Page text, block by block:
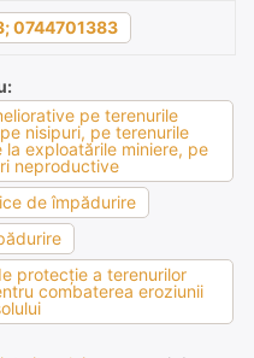
0744701383
pe terenurile
nisipuri, pe terenurile
exploatările miniere, pe
neproductive
de împădurire
protecţie a terenurilor
combaterea eroziunii